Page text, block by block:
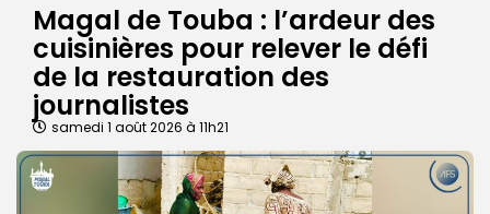
Magal de Touba : l’ardeur des
cuisinières pour relever le défi
de la restauration des
journalistes
samedi 1 août 2026 à 11h21